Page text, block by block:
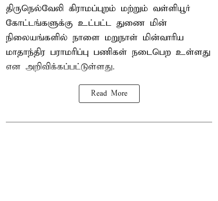
திருநெல்வேலி கிராமப்புறம் மற்றும் வள்ளியூர்
கோட்டங்களுக்கு உட்பட்ட துணை மின்
நிலையங்களில் நாளை மறுநாள் மின்வாரிய
மாதாந்திர பராமரிப்பு பணிகள் நடைபெற உள்ளது
என அறிவிக்கப்பட்டுள்ளது.
Read More